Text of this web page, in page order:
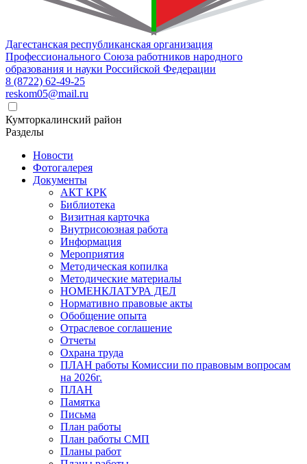
Дагестанская республиканская организация
Профессионального Союза работников народного
образования и науки Российской Федерации
8 (8722) 62-49-25
reskom05@mail.ru
Кумторкалинский район
Разделы
Новости
Фотогалерея
Документы
АКТ КРК
Библиотека
Визитная карточка
Внутрисоюзная работа
Информация
Мероприятия
Методическая копилка
Методические материалы
НОМЕНКЛАТУРА ДЕЛ
Нормативно правовые акты
Обобщение опыта
Отраслевое соглашение
Отчеты
Охрана труда
ПЛАН работы Комиссии по правовым вопросам
на 2026г.
ПЛАН
Памятка
Письма
План работы
План работы СМП
Планы работ